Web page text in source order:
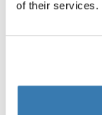
of their services.